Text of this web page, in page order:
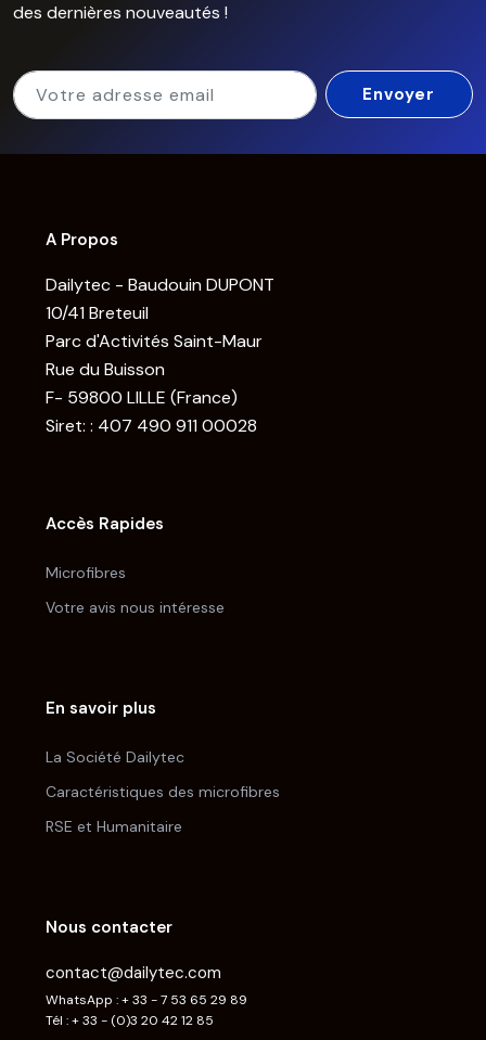
des dernières nouveautés !
A Propos
Dailytec - Baudouin DUPONT
10/41 Breteuil
Parc d'Activités Saint-Maur
Rue du Buisson
F- 59800 LILLE (France)
Siret: : 407 490 911 00028
Accès Rapides
Microfibres
Votre avis nous intéresse
En savoir plus
La Société Dailytec
Caractéristiques des microfibres
RSE et Humanitaire
Nous contacter
contact@dailytec.com
WhatsApp : + 33 - 7 53 65 29 89
Tél : + 33 - (0)3 20 42 12 85